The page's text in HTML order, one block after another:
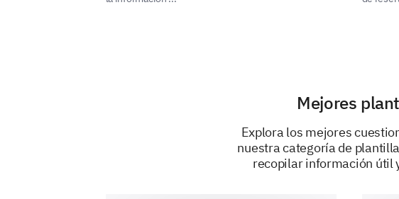
Mejores
Explora los mejores
nuestra categoría de
recopilar información útil